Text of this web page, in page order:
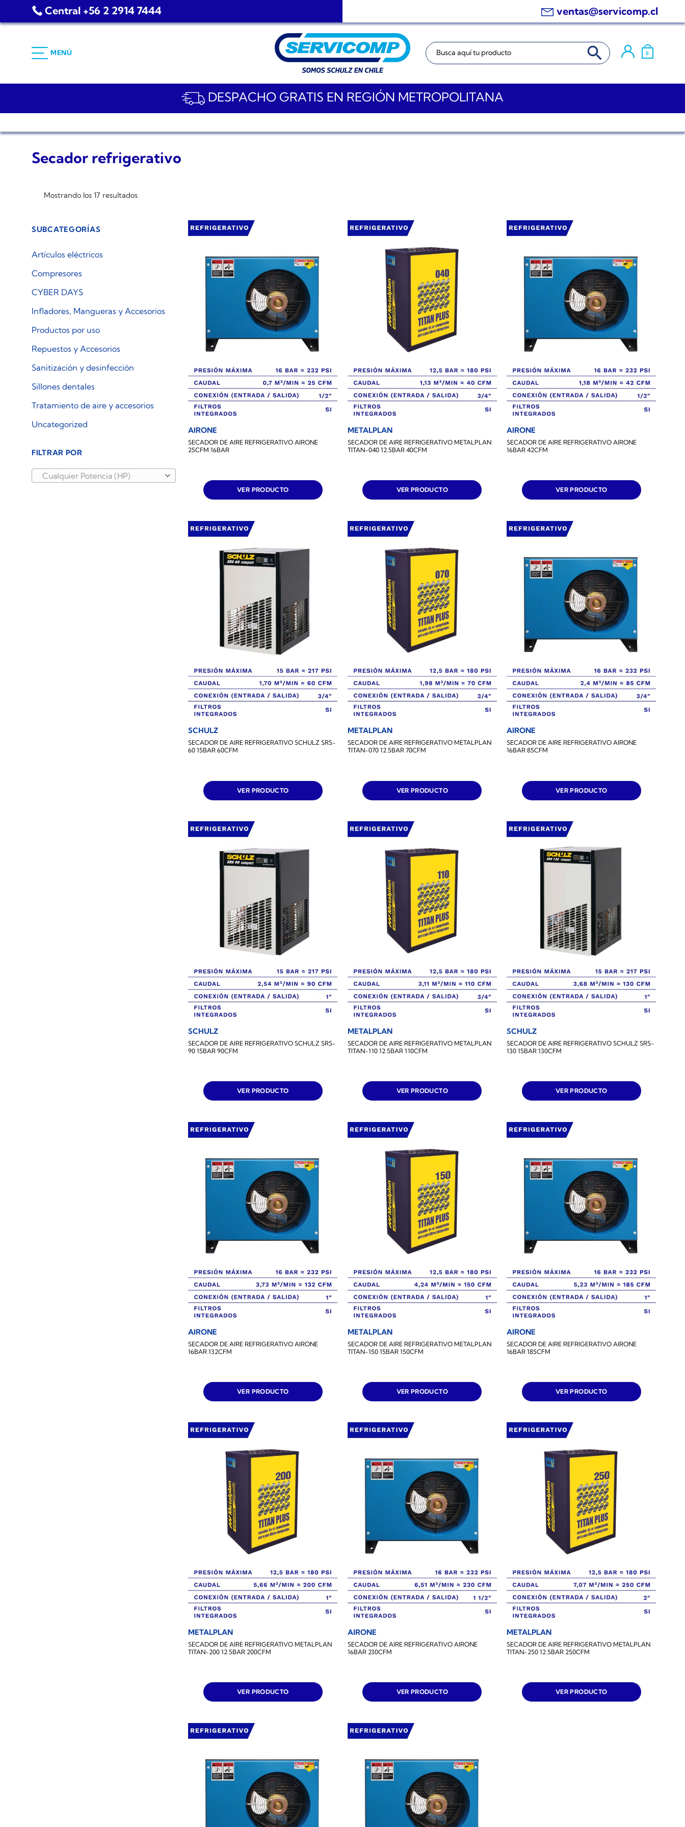
Central +56 2 2914 7444 ventas@servicomp.cl
MENÚ
Buscar: BOTÓN DE BÚSQUEDA
0
DESPACHO GRATIS EN REGIÓN METROPOLITANA
Secador refrigerativo
Mostrando los 17 resultados
SUBCATEGORÍAS
Artículos eléctricos
Compresores
CYBER DAYS
Infladores, Mangueras y Accesorios
Productos por uso
Repuestos y Accesorios
Sanitización y desinfección
Sillones dentales
Tratamiento de aire y accesorios
Uncategorized
FILTRAR POR
Cualquier Potencia (HP)
AIRONE
SECADOR DE AIRE REFRIGERATIVO AIRONE
25CFM 16BAR
VER PRODUCTO
METALPLAN
SECADOR DE AIRE REFRIGERATIVO METALPLAN
TITAN-040 12.5BAR 40CFM
VER PRODUCTO
AIRONE
SECADOR DE AIRE REFRIGERATIVO AIRONE
16BAR 42CFM
VER PRODUCTO
SCHULZ
SECADOR DE AIRE REFRIGERATIVO SCHULZ SRS-
60 15BAR 60CFM
VER PRODUCTO
METALPLAN
SECADOR DE AIRE REFRIGERATIVO METALPLAN
TITAN-070 12.5BAR 70CFM
VER PRODUCTO
AIRONE
SECADOR DE AIRE REFRIGERATIVO AIRONE
16BAR 85CFM
VER PRODUCTO
SCHULZ
SECADOR DE AIRE REFRIGERATIVO SCHULZ SRS-
90 15BAR 90CFM
VER PRODUCTO
METALPLAN
SECADOR DE AIRE REFRIGERATIVO METALPLAN
TITAN-110 12.5BAR 110CFM
VER PRODUCTO
SCHULZ
SECADOR DE AIRE REFRIGERATIVO SCHULZ SRS-
130 15BAR 130CFM
VER PRODUCTO
AIRONE
SECADOR DE AIRE REFRIGERATIVO AIRONE
16BAR 132CFM
VER PRODUCTO
METALPLAN
SECADOR DE AIRE REFRIGERATIVO METALPLAN
TITAN-150 15BAR 150CFM
VER PRODUCTO
AIRONE
SECADOR DE AIRE REFRIGERATIVO AIRONE
16BAR 185CFM
VER PRODUCTO
METALPLAN
SECADOR DE AIRE REFRIGERATIVO METALPLAN
TITAN-200 12.5BAR 200CFM
VER PRODUCTO
AIRONE
SECADOR DE AIRE REFRIGERATIVO AIRONE
16BAR 230CFM
VER PRODUCTO
METALPLAN
SECADOR DE AIRE REFRIGERATIVO METALPLAN
TITAN-250 12.5BAR 250CFM
VER PRODUCTO